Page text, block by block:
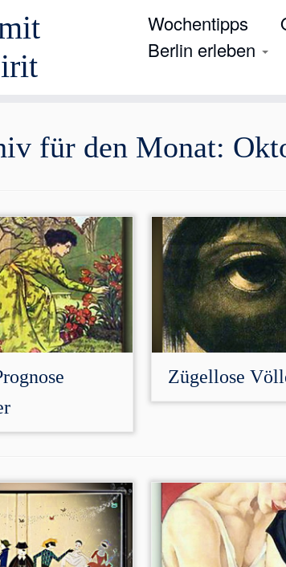
Wochentipps
Berlin erleben
für den Monat:
Zügellose